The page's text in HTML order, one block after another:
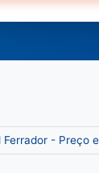
- Preço